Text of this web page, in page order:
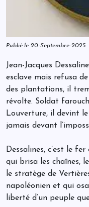
Publié le 20-Septembre-2025
Jean-Jacques
esclave mais refusa
des plantations, il
révolte. Soldat
Louverture, il devint
jamais devant
Dessalines, c’est le
qui brisa les chaînes,
le stratège de
napoléonien et qui
liberté d’un peuple